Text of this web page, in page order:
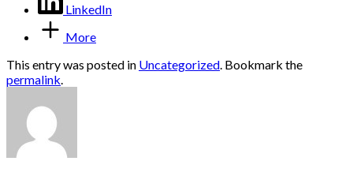
LinkedIn
More
This entry was posted in Uncategorized . Bookmark the
permalink